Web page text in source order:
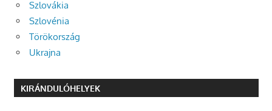
Szlovákia
Szlovénia
Törökország
Ukrajna
KIRÁNDULÓHELYEK